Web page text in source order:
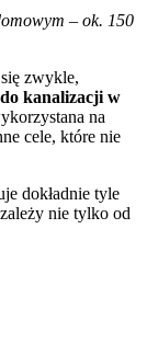
– ok. 150
zwykle,
kanalizacji w
na
cele, które nie
dokładnie tyle
nie tylko od